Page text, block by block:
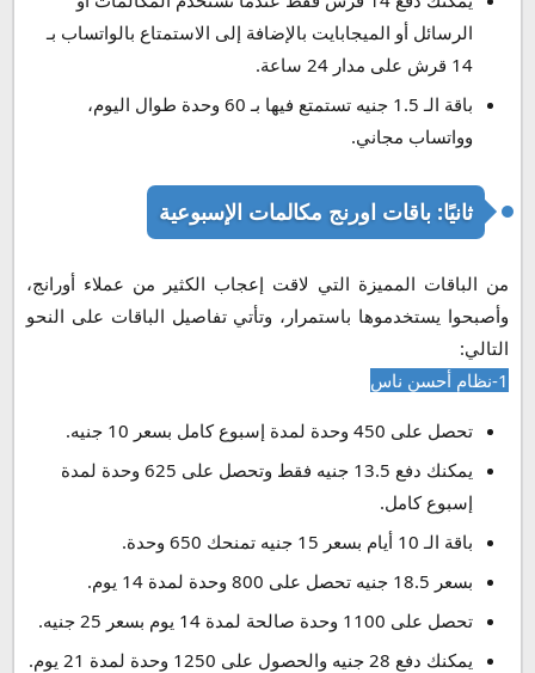
الرسائل أو الميجابايت بالإضافة إلى الاستمتاع بالواتساب بـ
14 قرش على مدار 24 ساعة.
باقة الـ 1.5 جنيه تستمتع فيها بـ 60 وحدة طوال اليوم،
وواتساب مجاني.
ثانيًا: باقات اورنج مكالمات الإسبوعية
من الباقات المميزة التي لاقت إعجاب الكثير من عملاء أورانج،
وأصبحوا يستخدموها باستمرار، وتأتي تفاصيل الباقات على النحو
التالي:
1-نظام أحسن ناس
تحصل على 450 وحدة لمدة إسبوع كامل بسعر 10 جنيه.
يمكنك دفع 13.5 جنيه فقط وتحصل على 625 وحدة لمدة
إسبوع كامل.
باقة الـ 10 أيام بسعر 15 جنيه تمنحك 650 وحدة.
بسعر 18.5 جنيه تحصل على 800 وحدة لمدة 14 يوم.
تحصل على 1100 وحدة صالحة لمدة 14 يوم بسعر 25 جنيه.
يمكنك دفع 28 جنيه والحصول على 1250 وحدة لمدة 21 يوم.